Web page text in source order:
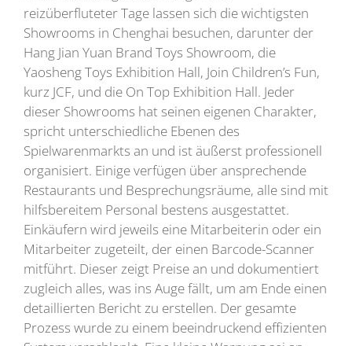
reizüberfluteter Tage lassen sich die wichtigsten
Showrooms in Chenghai besuchen, darunter der
Hang Jian Yuan Brand Toys Showroom, die
Yaosheng Toys Exhibition Hall, Join Children’s Fun,
kurz JCF, und die On Top Exhibition Hall. Jeder
dieser Showrooms hat seinen eigenen Charakter,
spricht unterschiedliche Ebenen des
Spielwarenmarkts an und ist äußerst professionell
organisiert. Einige verfügen über ansprechende
Restaurants und Besprechungsräume, alle sind mit
hilfsbereitem Personal bestens ausgestattet.
Einkäufern wird jeweils eine Mitarbeiterin oder ein
Mitarbeiter zugeteilt, der einen Barcode-Scanner
mitführt. Dieser zeigt Preise an und dokumentiert
zugleich alles, was ins Auge fällt, um am Ende einen
detaillierten Bericht zu erstellen. Der gesamte
Prozess wurde zu einem beeindruckend effizienten